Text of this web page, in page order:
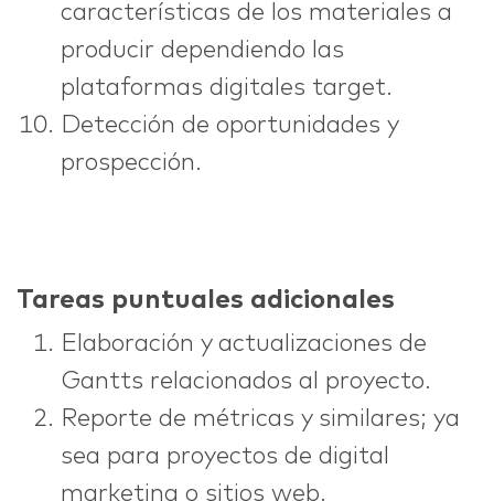
características de los materiales a
producir dependiendo las
plataformas digitales target.
Detección de oportunidades y
prospección.
Tareas puntuales adicionales
Elaboración y actualizaciones de
Gantts relacionados al proyecto.
Reporte de métricas y similares; ya
sea para proyectos de digital
marketing o sitios web.